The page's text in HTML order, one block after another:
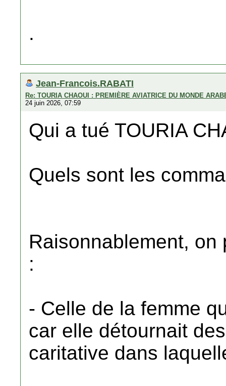
.
Jean-Francois.RABATI
Re: TOURIA CHAOUI : PREMIÈRE AVIATRICE DU MONDE
24 juin 2026, 07:59
Qui a tué TOURIA
Quels sont les
Raisonnablement,
:
- Celle de la femme
car elle détournait
caritative dans